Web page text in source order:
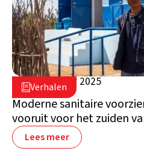
Verhalen
3 september 2025
Madagaskar
Moderne sanitaire
vooruit voor het zuiden
Lees meer